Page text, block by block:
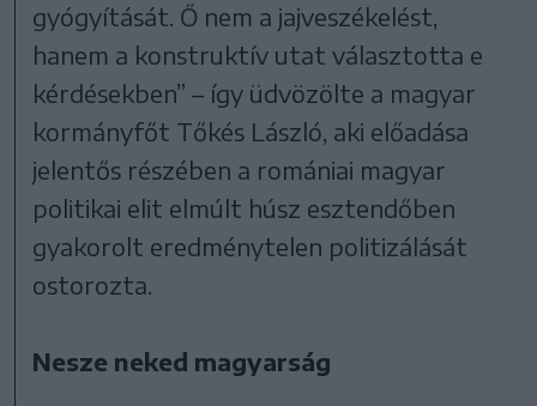
gyógyítását. Ő nem a jajveszékelést,
hanem a konstruktív utat választotta e
kérdésekben” – így üdvözölte a magyar
kormányfőt Tőkés László, aki előadása
jelentős részében a romániai magyar
politikai elit elmúlt húsz esztendőben
gyakorolt eredménytelen politizálását
ostorozta.
Nesze neked magyarság